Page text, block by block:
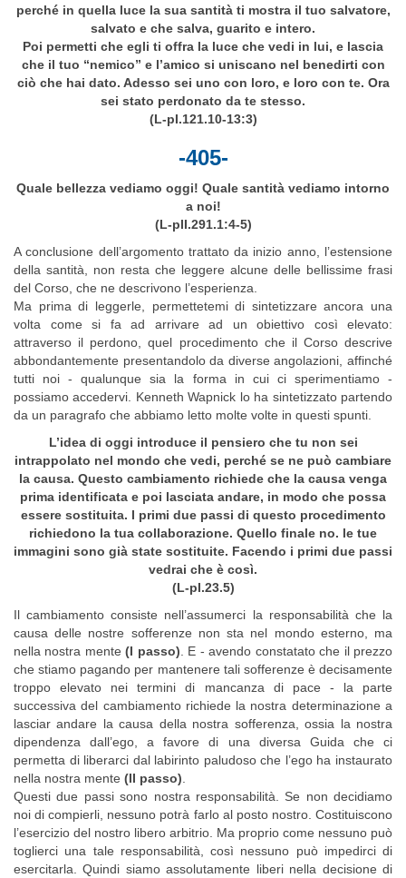
perché in quella luce la sua santità ti mostra il tuo salvatore,
salvato e che salva, guarito e intero.
Poi permetti che egli ti offra la luce che vedi in lui, e lascia
che il tuo “nemico” e l’amico si uniscano nel benedirti con
ciò che hai dato. Adesso sei uno con loro, e loro con te. Ora
sei stato perdonato da te stesso.
(L-pI.121.10-13:3)
-405-
Quale bellezza vediamo oggi! Quale santità vediamo intorno
a noi!
(L-pII.291.1:4-5)
A conclusione dell’argomento trattato da inizio anno, l’estensione
della santità, non resta che leggere alcune delle bellissime frasi
del Corso, che ne descrivono l’esperienza.
Ma prima di leggerle, permettetemi di sintetizzare ancora una
volta come si fa ad arrivare ad un obiettivo così elevato:
attraverso il perdono, quel procedimento che il Corso descrive
abbondantemente presentandolo da diverse angolazioni, affinché
tutti noi - qualunque sia la forma in cui ci sperimentiamo -
possiamo accedervi. Kenneth Wapnick lo ha sintetizzato partendo
da un paragrafo che abbiamo letto molte volte in questi spunti.
L’idea di oggi introduce il pensiero che tu non sei
intrappolato nel mondo che vedi, perché se ne può cambiare
la causa. Questo cambiamento richiede che la causa venga
prima identificata e poi lasciata andare, in modo che possa
essere sostituita. I primi due passi di questo procedimento
richiedono la tua collaborazione. Quello finale no. le tue
immagini sono già state sostituite. Facendo i primi due passi
vedrai che è così.
(L-pI.23.5)
Il cambiamento consiste nell’assumerci la responsabilità che la
causa delle nostre sofferenze non sta nel mondo esterno, ma
nella nostra mente(I passo) . E - avendo constatato che il prezzo
che stiamo pagando per mantenere tali sofferenze è decisamente
troppo elevato nei termini di mancanza di pace - la parte
successiva del cambiamento richiede la nostra determinazione a
lasciar andare la causa della nostra sofferenza, ossia la nostra
dipendenza dall’ego, a favore di una diversa Guida che ci
permetta di liberarci dal labirinto paludoso che l’ego ha instaurato
nella nostra mente (II passo)
Questi due passi sono nostra responsabilità. Se non decidiamo
noi di compierli, nessuno potrà farlo al posto nostro. Costituiscono
l’esercizio del nostro libero arbitrio. Ma proprio come nessuno può
toglierci una tale responsabilità, così nessuno può impedirci di
esercitarla. Quindi siamo assolutamente liberi nella decisione di